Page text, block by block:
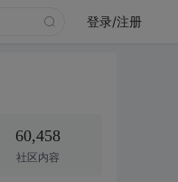
登录/注册
60,458
社区内容